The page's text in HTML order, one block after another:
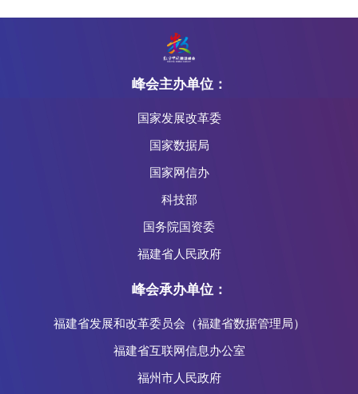
峰会主办单位：
国家发展改革委
国家数据局
国家网信办
科技部
国务院国资委
福建省人民政府
峰会承办单位：
福建省发展和改革委员会（福建省数据管理局）
福建省互联网信息办公室
福州市人民政府